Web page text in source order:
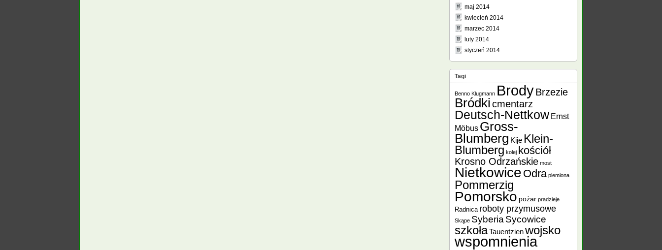
maj 2014
kwiecień 2014
marzec 2014
luty 2014
styczeń 2014
Tagi
Benno Klugmann BrodyBrzezie
Bródki cmentarz
Deutsch-Nettkow Ernst
Möbus Gross-
Blumberg Kije Klein-
Blumberg kolej kościół
Krosno Odrzańskie most
Nietkowice Odra plemiona
Pommerzig
Pomorsko pożar pradzieje
Radnica roboty przymusowe
Skąpe Syberia Sycowice
szkołaTauentzienwojsko
wspomnienia